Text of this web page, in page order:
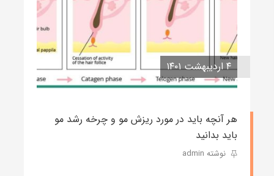
۴ اردیبهشت ۱۴۰۱
هر آنچه باید در مورد ریزش مو و چرخه رشد مو
باید بدانید
نوشته admin